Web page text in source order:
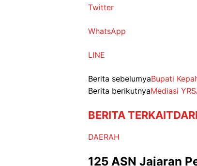
Twitter
WhatsApp
LINE
Berita sebelumyaBupati
Berita berikutnyaMediasi
BERITA TERKAIT
DAERAH
125 ASN Jajaran